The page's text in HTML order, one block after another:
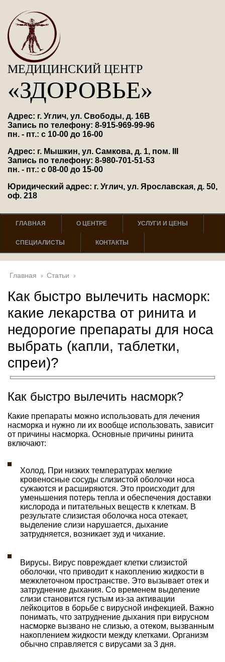
МЕДИЦИНСКИЙ ЦЕНТР
«ЗДОРОВЬЕ»
Адрес: г. Углич, ул. Свободы, д. 16В
Запись по телефону: 8-915-969-99-96
пн. - пт.: с 10-00 до 16-00
Адрес: г. Мышкин, ул. Самкова, д. 1, пом. III
Запись по телефону: 8-980-701-51-53
пн. - пт.: с 08-00 до 15-00
Юридический адрес: г. Углич, ул. Ярославская, д. 50,
оф. 218
ГЛАВНАЯ О ЦЕНТРЕ УСЛУГИ И ЦЕНЫ
СПЕЦИАЛИСТЫ КОНТАКТЫ
Главная › Статьи ›
Как быстро вылечить насморк:
какие лекарства от ринита и
недорогие препараты для носа
выбрать (капли, таблетки,
спреи)?
Как быстро вылечить насморк?
Какие препараты можно использовать для лечения
насморка и нужно ли их вообще использовать, зависит
от причины насморка. Основные причины ринита
включают:
Холод. При низких температурах мелкие
кровеносные сосуды слизистой оболочки носа
сужаются и расширяются. Это происходит для
уменьшения потерь тепла и обеспечения доставки
кислорода и питательных веществ к клеткам. В
результате слизистая оболочка носа отекает,
выделение слизи нарушается, дыхание
затрудняется, возникает зуд и чихание.
Вирусы. Вирус повреждает клетки слизистой
оболочки, что приводит к накоплению жидкости в
межклеточном пространстве. Это вызывает отек и
затруднение дыхания. Со временем выделение
слизи становится густым из-за активации
лейкоцитов в борьбе с вирусной инфекцией. Важно
понимать, что затруднение дыхания при вирусном
насморке вызвано не слизью, а отеком, вызванным
накоплением жидкости между клетками. Организм
обычно справляется с вирусами за 3 дня.